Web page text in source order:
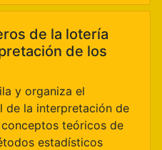
de la lotería
de los
y organiza el
de la interpretación de
teóricos de
estadísticos